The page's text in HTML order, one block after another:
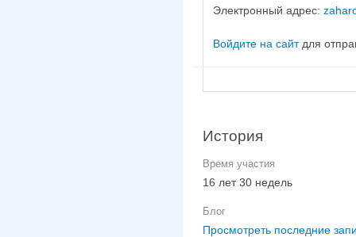
Электронный адрес:
Войдите на сайтдля
История
Время участия
16 лет 30 недель
Блог
Просмотреть последние